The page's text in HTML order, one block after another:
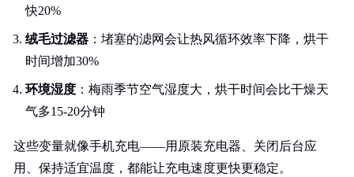
快20%
绒毛过滤器 ：堵塞的滤网会让热风循环效率下降，烘干
时间增加30%
环境湿度 ：梅雨季节空气湿度大，烘干时间会比干燥天
气多15-20分钟
这些变量就像手机充电——用原装充电器、关闭后台应
用、保持适宜温度，都能让充电速度更快更稳定。